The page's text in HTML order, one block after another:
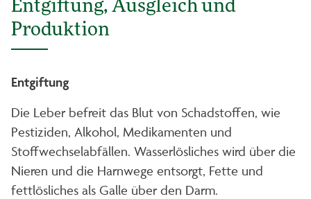
Entgiftung, Ausgleich und
Produktion
Entgiftung
Die Leber befreit das Blut von Schadstoffen, wie
Pestiziden, Alkohol, Medikamenten und
Stoffwechselabfällen. Wasserlösliches wird über die
Nieren und die Harnwege entsorgt, Fette und
fettlösliches als Galle über den Darm.